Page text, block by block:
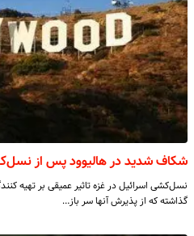
شکاف شدید در هالیوود پس از
نسل‌کشی اسرائیل در غزه تاثیر عمیقی بر تهیه
گذاشته که از پذیرش آنها سر باز…